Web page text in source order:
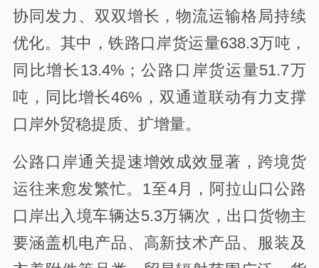
协同发力、双双增长，物流运输格局持续
优化。其中，铁路口岸货运量638.3万吨，
同比增长13.4%；公路口岸货运量51.7万
吨，同比增长46%，双通道联动有力支撑
口岸外贸稳提质、扩增量。
公路口岸通关提速增效成效显著，跨境货
运往来愈发繁忙。1至4月，阿拉山口公路
口岸出入境车辆达5.3万辆次，出口货物主
要涵盖机电产品、高新技术产品、服装及